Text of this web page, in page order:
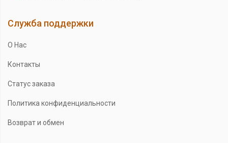
Служба поддержки
О Нас
Контакты
Статус заказа
Политика конфиденциальности
Возврат и обмен